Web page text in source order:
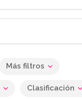
Más filtros
Clasificación